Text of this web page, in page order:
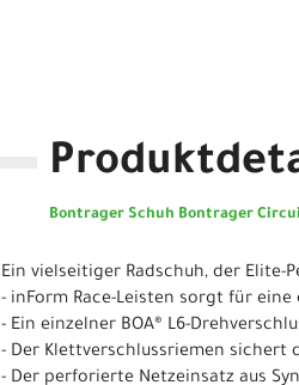
Bontrager Schuh Bontrager
Ein vielseitiger Radschuh, der
- inForm Race-Leisten sorgt für
- Ein einzelner BOA® L6-
- Der Klettverschlussriemen sichert
- Der perforierte Netzeinsatz aus